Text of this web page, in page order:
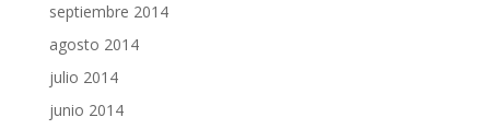
septiembre 2014
agosto 2014
julio 2014
junio 2014